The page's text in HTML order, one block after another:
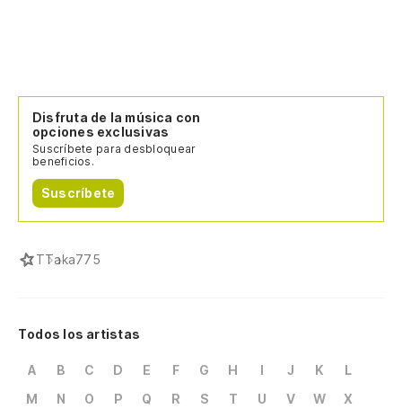
Disfruta de la música con
opciones exclusivas
Suscríbete para desbloquear
beneficios.
Suscríbete
TTaka775
Todos los artistas
A B C D E F G H I J K
L
M
N O P Q R S T U V W
X